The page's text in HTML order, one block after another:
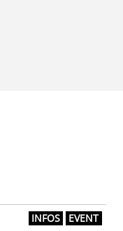
INFOS
EVENT